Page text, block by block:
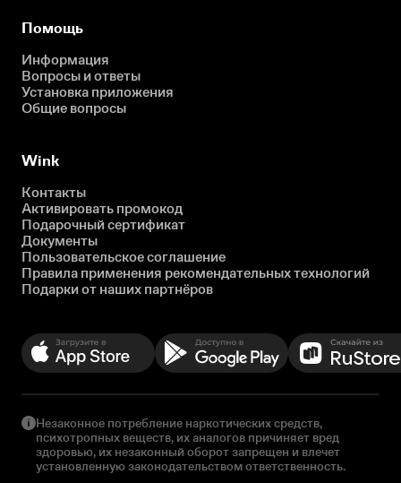
Помощь
Информация
Вопросы и ответы
Установка приложения
Общие вопросы
Wink
Контакты
Активировать промокод
Подарочный сертификат
Документы
Пользовательское соглашение
Правила применения рекомендательных технологий
Подарки от наших партнёров
Незаконное потребление наркотических средств,
психотропных веществ, их аналогов причиняет вред
здоровью, их незаконный оборот запрещен и влечет
установленную законодательством ответственность.